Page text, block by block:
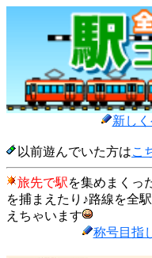
新し
以前遊んでいた方はこ
旅先で駅を集めまくっ
を捕まえたり♪路線を全
えちゃいます
称号目指